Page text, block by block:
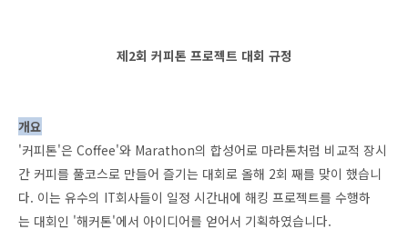
제2회 커피톤 프로젝트 대회 규정
개요
'커피톤'은 Coffee'와 Marathon의 합성어로 마라톤처럼 비교적 장시
간 커피를 풀코스로 만들어 즐기는 대회로 올해 2회 째를 맞이 했습니
다. 이는 유수의 IT회사들이 일정 시간내에 해킹 프로젝트를 수행하
는 대회인 '해커톤'에서 아이디어를 얻어서 기획하였습니다.